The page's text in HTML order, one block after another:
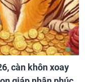
càn khôn xoay